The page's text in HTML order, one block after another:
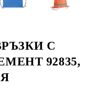
С
92835,